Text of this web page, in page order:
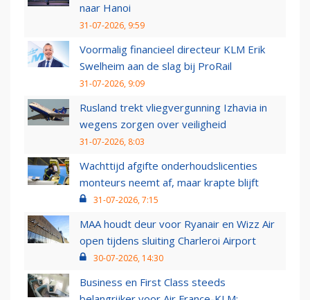
naar Hanoi
31-07-2026, 9:59
Voormalig financieel directeur KLM Erik
Swelheim aan de slag bij ProRail
31-07-2026, 9:09
Rusland trekt vliegvergunning Izhavia in
wegens zorgen over veiligheid
31-07-2026, 8:03
Wachttijd afgifte onderhoudslicenties
monteurs neemt af, maar krapte blijft
31-07-2026, 7:15
MAA houdt deur voor Ryanair en Wizz Air
open tijdens sluiting Charleroi Airport
30-07-2026, 14:30
Business en First Class steeds